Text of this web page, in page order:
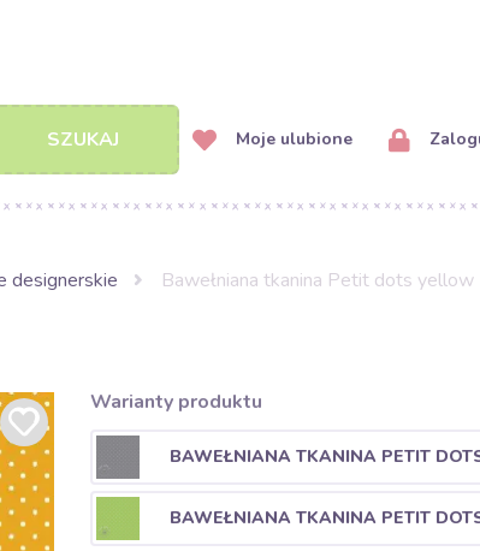
SZUKAJ Moje ulubione
designerskie Bawełniana tkanina Petit dots yellow
Warianty produktu
BAWEŁNIANA TKANINA PETIT
BAWEŁNIANA TKANINA PETIT